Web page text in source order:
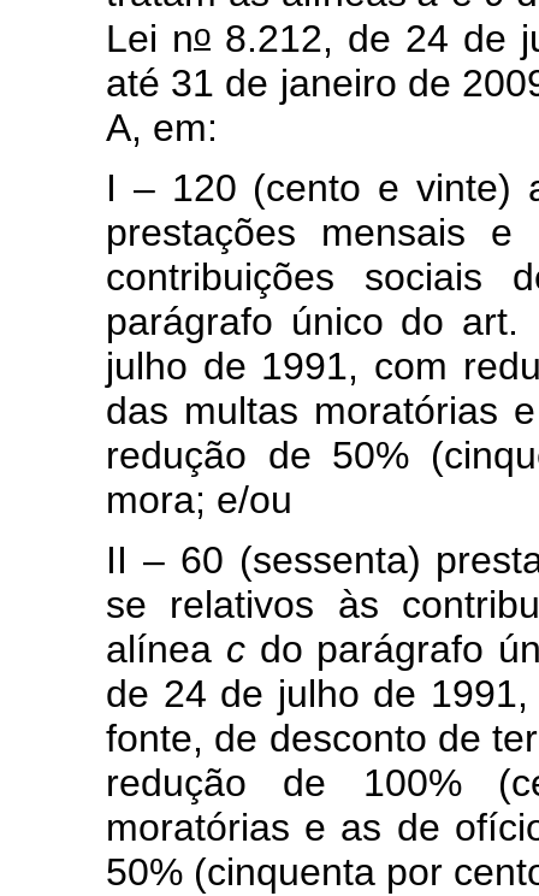
Lei no 8.212, de 24 de
até 31 de janeiro de
A, em:
I – 120 (cento e vinte)
prestações mensais e
contribuições
parágrafo único do
julho de 1991, com
das multas moratórias
redução de 50%
mora; e/ou
II – 60 (sessenta)
se relativos às
alínea cdo parágrafo
de 24 de julho de
fonte, de desconto de
redução de 100%
moratórias e as de
50% (cinquenta por